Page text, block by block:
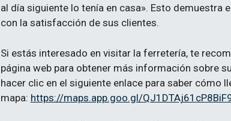
al día siguiente lo tenía en casa». Esto demuestra
con la satisfacción de sus clientes.
Si estás interesado en visitar la ferretería, te
página web para obtener más información sobre
hacer clic en el siguiente enlace para saber cómo
mapa: https://maps.app.goo.gl/